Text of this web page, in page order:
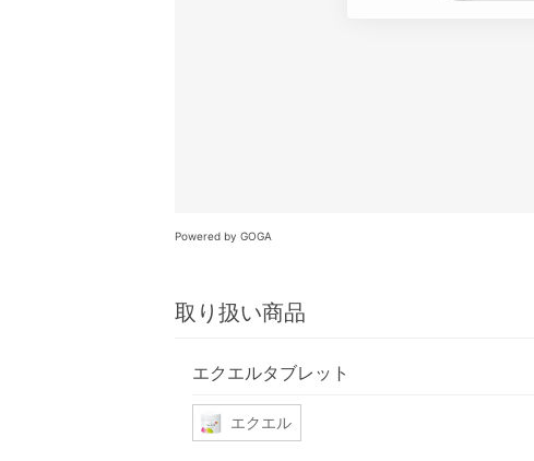
Powered by GOGA
取り扱い商品
エクエルタブレット
エクエル